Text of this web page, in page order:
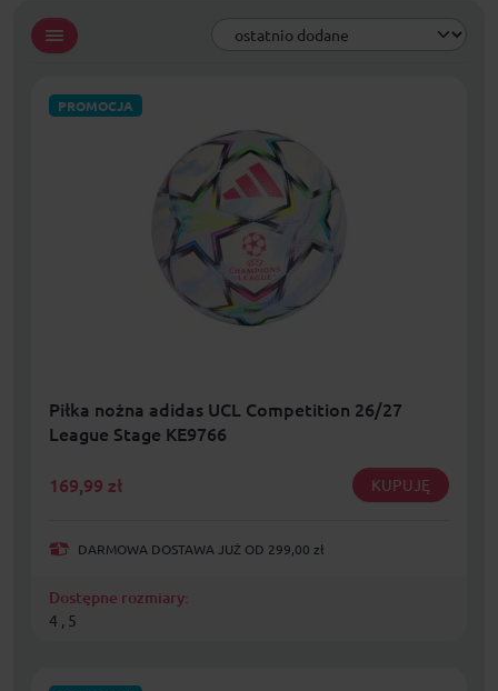
PROMOCJA
Piłka nożna adidas UCL Competition 26/27
League Stage KE9766
169,99 zł KUPUJĘ
DARMOWA DOSTAWA JUŻ OD 299,00 zł
Dostępne rozmiary:
4 , 5